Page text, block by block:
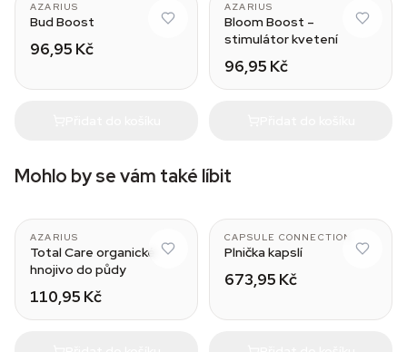
AZARIUS
Bud Boost
96,95 Kč
AZARIUS
Bloom Boost –
stimulátor kvetení
96,95 Kč
Mohlo by se vám také líbit
AZARIUS
Total Care organické
hnojivo do půdy
110,95 Kč
CAPSULE CONNECTION
Plnička kapslí
673,95 Kč